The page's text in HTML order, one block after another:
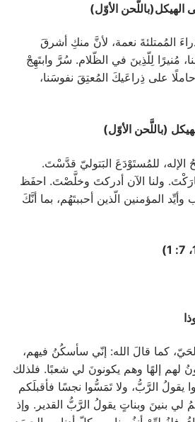
الهيكل(باللّحن الأوّل)
المُمتلئةَ نعمة، لأنَّ منكِ أشرقَ
مُنيرًا لِلّذِينَ في الظّلام. سُرَّ وابتَهِجْ
على ذِراعَيكَ المُعتِقَ نفوسَنا،
(باللَّحن الأوّل)
الإله، للمُستَوْدَعَ البَتوليّ قدَّسْتَ.
ولنا الآن أدركتَ وخلَّصْتَ. احفَظ
المؤمنين الّذين أحببتَهُم، بما أنَّكَ
كما قالَ الله: إنّي سأسكُنُ فيهم،
لهم إلهًا وهم يكونونَ لي شعبًا. فلذلك
يقولُ الرَّبُّ، ولا تَمَسُّوا نجسًا فأقبلَكم
لي بنينَ وبناتٍ يقولُ الرَّبُّ القدير. وإذ